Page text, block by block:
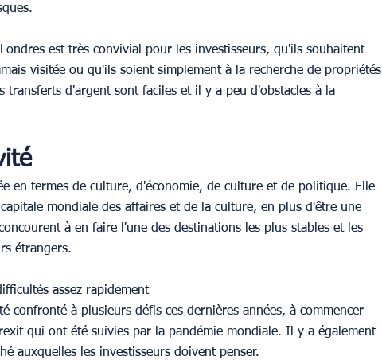
est très convivial pour les investisseurs, qu'ils souhaitent
visitée ou qu'ils soient simplement à la recherche de propriétés
transferts d'argent sont faciles et il y a peu d'obstacles à la
en termes de culture, d'économie, de culture et de politique. Elle
mondiale des affaires et de la culture, en plus d'être une
à en faire l'une des destinations les plus stables et les
étrangers.
assez rapidement
confronté à plusieurs défis ces dernières années, à commencer
qui ont été suivies par la pandémie mondiale. Il y a également
auxquelles les investisseurs doivent penser.